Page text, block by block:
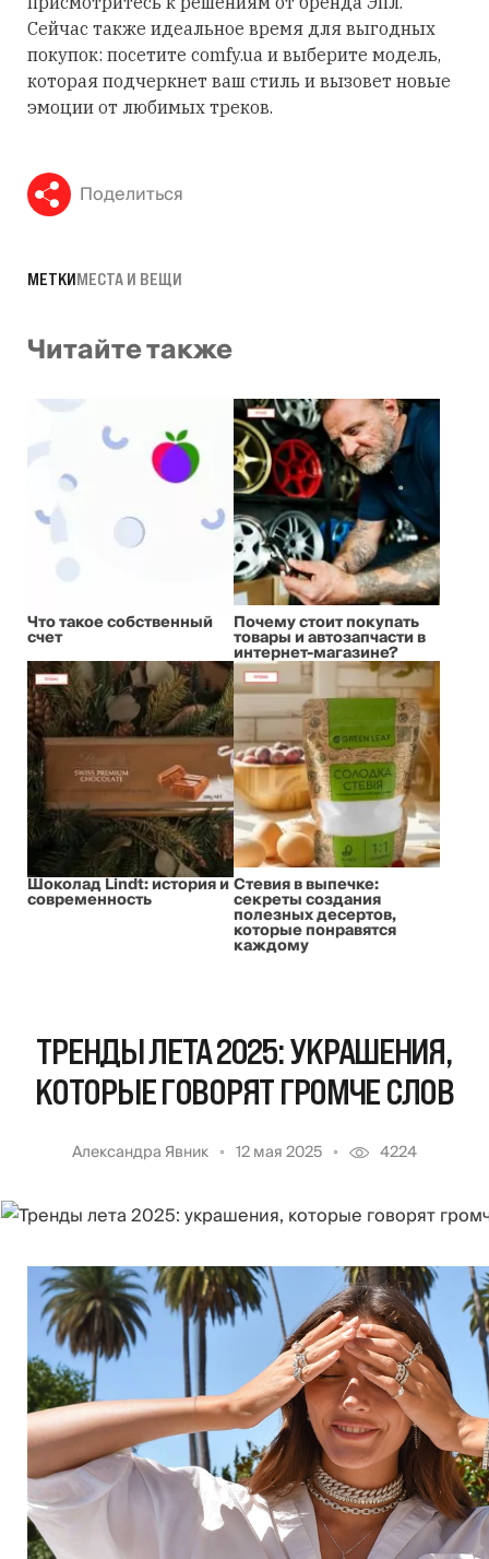
Сейчас также идеальное время для выгодных
покупок: посетите comfy.ua и выберите модель,
которая подчеркнет ваш стиль и вызовет новые
эмоции от любимых треков.
Поделиться
МЕТКИМЕСТА И ВЕЩИ
Читайте также
Что такое собственный
счет
Почему стоит покупать
товары и автозапчасти в
интернет-магазине?
Шоколад Lindt: история и
современность
Стевия в выпечке:
секреты создания
полезных десертов,
которые понравятся
каждому
ТРЕНДЫ ЛЕТА 2025: УКРАШЕНИЯ,
КОТОРЫЕ ГОВОРЯТ ГРОМЧЕ СЛОВ
Александра Явник 12 мая 2025 4224